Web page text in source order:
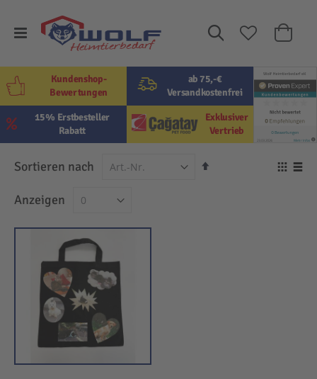
Suche
Mein
ab 75,-€
Versandkostenfrei
Exklusiver
Vertrieb
15% Erstbesteller
Rabatt
Kundenshop-
Bewertungen
Sortieren nach
In
Anzeigen